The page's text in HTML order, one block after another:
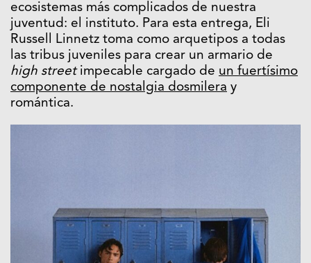
ecosistemas más complicados de nuestra
juventud: el instituto. Para esta entrega, Eli
Russell Linnetz toma como arquetipos a todas
las tribus juveniles para crear un armario de
high streetimpecable cargado de un fuertísimo
componente de nostalgia dosmilera y
romántica.